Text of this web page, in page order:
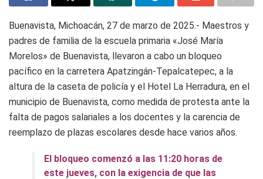
Buenavista, Michoacán, 27 de marzo de 2025.- Maestros y
padres de familia de la escuela primaria «José María
Morelos» de Buenavista, llevaron a cabo un bloqueo
pacífico en la carretera Apatzingán-Tepalcatepec, a la
altura de la caseta de policía y el Hotel La Herradura, en el
municipio de Buenavista, como medida de protesta ante la
falta de pagos salariales a los docentes y la carencia de
reemplazo de plazas escolares desde hace varios años.
El bloqueo comenzó a las 11:20 horas de
este jueves, con la exigencia de que las